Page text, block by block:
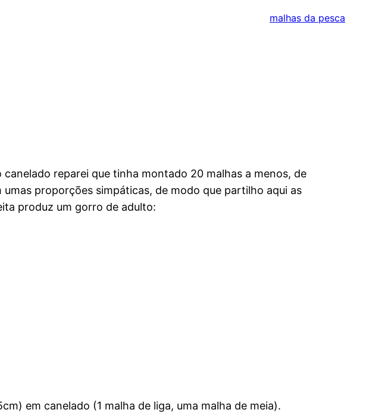
malhas da pesca
reparei que tinha montado 20 malhas a menos, de
proporções simpáticas, de modo que partilho aqui as
produz um gorro de adulto:
em canelado (1 malha de liga, uma malha de meia).